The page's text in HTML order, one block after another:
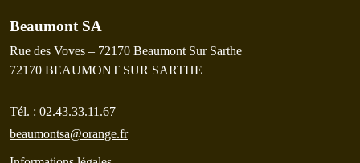
Beaumont SA
Rue des Voves – 72170 Beaumont Sur Sarthe
72170 BEAUMONT SUR SARTHE
Tél. : 02.43.33.11.67
beaumontsa@orange.fr